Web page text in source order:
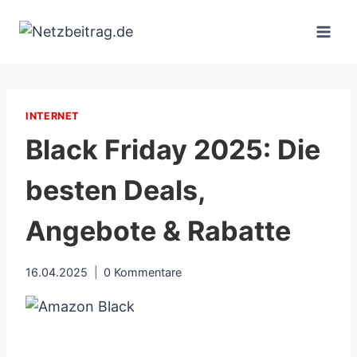
Inhalt
INTERNET
Black Friday 2025: Die
besten Deals,
Angebote & Rabatte
16.04.2025 0 Kommentare